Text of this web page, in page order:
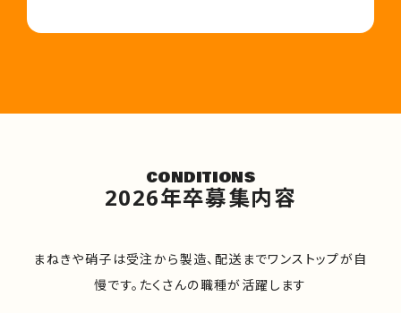
CONDITIONS
2026年卒募集内容
まねきや硝子は受注から製造、配送までワンストップが自
慢です。たくさんの職種が活躍します